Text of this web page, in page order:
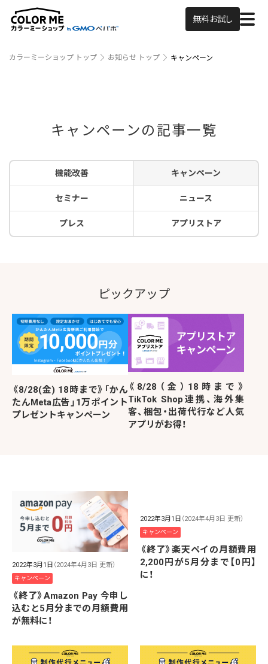
無料お試し
カラーミーショップ トップ お知らせ トップ キャンペーン
キャンペーンの記事一覧
機能改善 キャンペーン
セミナー ニュース
プレス アプリストア
ピックアップ
《8/28(金) 18時まで》「かん
たんMeta広告」1万ポイント
プレゼントキャンペーン
《8/28（金）18時まで》
TikTok Shop連携、海外集
客、梱包・出荷代行など人気
アプリがお得！
2022年3月1日 （2024年4月3日 更新）
キャンペーン
《終了》Amazon Pay 今申し
込むと5月分までの月額費用
が無料に！
2022年3月1日 （2024年4月3日 更新）
キャンペーン
《終了》楽天ペイの月額費用
2,200円が5月分まで【0円】
に！